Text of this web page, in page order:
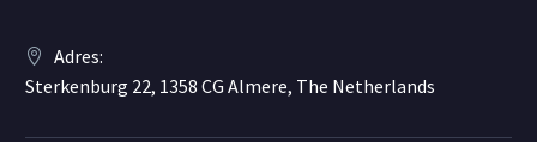
Adres:
Sterkenburg 22, 1358 CG Almere, The Netherlands